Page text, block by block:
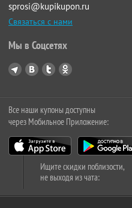
sprosi@kupikupon.ru
Связаться с нами
Мы в Соцсетях
Все наши купоны доступны
через Мобильное Приложение:
Ищите скидки поблизости,
не выходя из чата: